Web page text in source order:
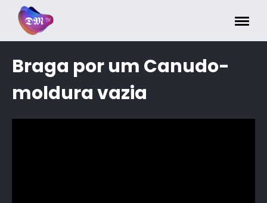
Braga por um Canudo-
moldura vazia
Painel de Gerenciamento de Cookies